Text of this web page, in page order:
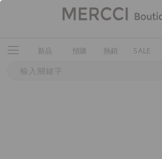
新品 預購 熱銷 SALE